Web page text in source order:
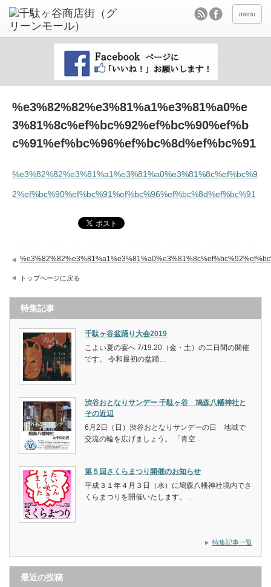
menu
%e3%82%82%e3%81%a1%e3%81%a0%e
3%81%8c%ef%bc%92%ef%bc%90%ef%b
c%91%ef%bc%96%ef%bc%8d%ef%bc%91
%e3%82%82%e3%81%a1%e3%81%a0%e3%81%8c%ef%bc%9
2%ef%bc%90%ef%bc%91%ef%bc%96%ef%bc%8d%ef%bc%91
トップページに戻る
特集記事
千駄ヶ谷盆踊り大会2019
こよい夏の宴へ 7/19.20（金・土）の二日間の開催
です。 令和最初の盆踊…
渋谷おとなりサンデー 千駄ヶ谷 鳩森八幡神社と
その近辺
6月2日（日）渋谷おとなりサンデーの日 地域で
交流の輪を広げましょう。 「青空…
第５回さくらまつり開催のお知らせ
平成３１年４月３日（水）に鳩森八幡神社境内でさ
くらまつりを開催いたします。 …
特集記事一覧
最近の投稿